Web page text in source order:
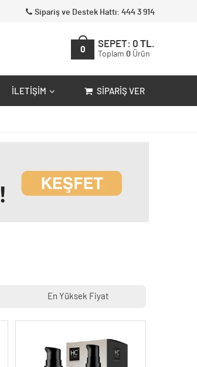
Sipariş ve Destek Hattı: 444 3 914
0
SEPET: 0 TL.
Toplam 0 Ürün
İLETIŞIM SIPARIŞ VER
En Yüksek Fiyat